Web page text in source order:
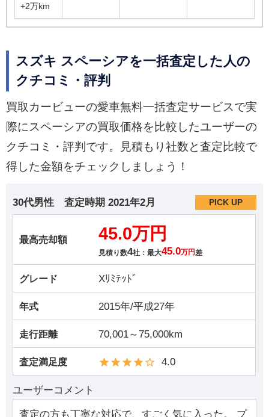
+2万km
スズキ スペーシアを一括査定した人の
クチコミ・評判
買取カービューの愛車無料一括査定サービスで実
際にスペーシアの買取価格を比較したユーザーの
クチコミ・評判です。見積もり社数と査定比較で
得した金額をチェックしましょう！
30代男性 査定時期 2021年2月 PICK UP
最高売却額 45.0万円
見積り数4社：最大45.0万円 差
グレード Xﾘﾐﾃｯﾄﾞ
年式 2015年/平成27年
走行距離 70,001～75,000km
査定満足度 4.0
ユーザーコメント
査定の方も丁寧な対応で、すごく気に入った。 プ